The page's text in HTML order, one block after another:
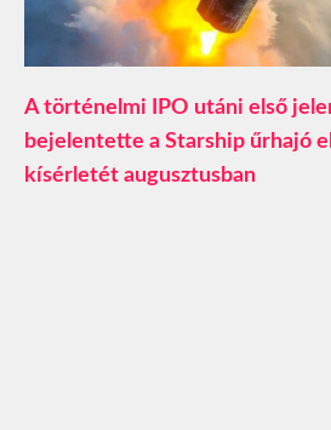
A történelmi IPO utáni első
bejelentette a Starship űrhajó
kísérletét augusztusban